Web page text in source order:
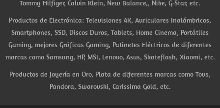
Tommy Hilfiger, Calvin Klein, New Balance,, Nike, G-Star, etc.
Productos de Electrónica: Televisiones 4K, Auriculares Inalámbricos,
Smartphones, SSD, Discos Duros, Tablets, Home Cinema, Portátiles
Gaming, mejores Gráficas Gaming, Patinetes Eléctricos de diferentes
marcas como Samsung, HP, MSI, Lenovo, Asus, Skateflash, Xiaomi, etc.
Productos de Joyería en Oro, Plata de diferentes marcas como Tous,
Pandora, Swarovski, Carissima Gold, etc.